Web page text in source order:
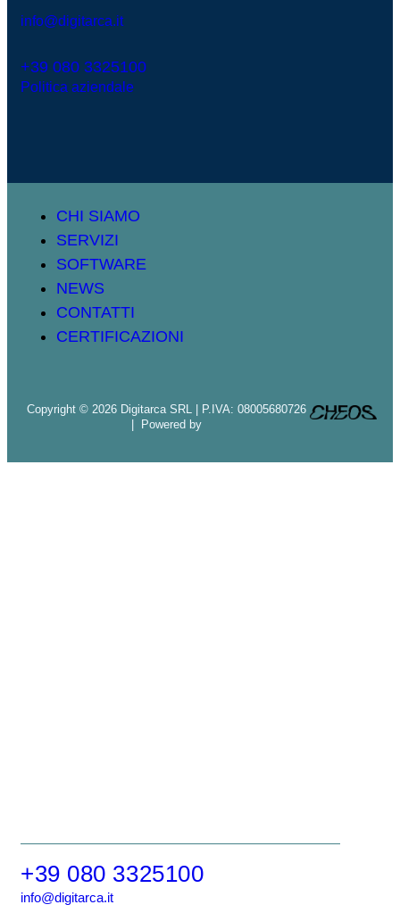
info@digitarca.it
+39 080 3325100
Politica aziendale
CHI SIAMO
SERVIZI
SOFTWARE
NEWS
CONTATTI
CERTIFICAZIONI
Copyright © 2026 Digitarca SRL | P.IVA: 08005680726
| Powered by
+39 080 3325100
info@digitarca.it